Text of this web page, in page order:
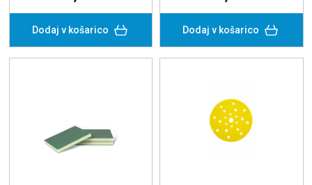
Dodaj v košarico Dodaj v košarico